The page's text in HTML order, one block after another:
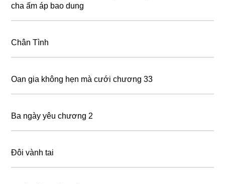
cha ấm áp bao dung
Chân Tình
Oan gia không hẹn mà cưới chương 33
Ba ngày yêu chương 2
Đôi vành tai